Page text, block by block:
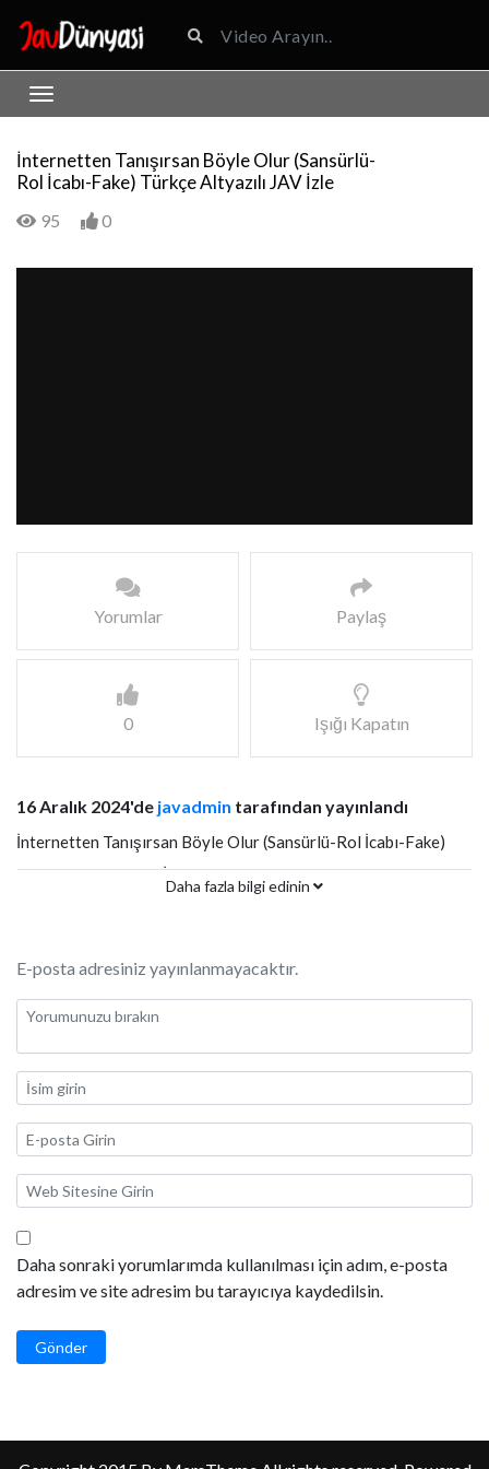
İnternetten Tanışırsan Böyle Olur (Sansürlü-
Rol İcabı-Fake) Türkçe Altyazılı JAV İzle
95 0
Yorumlar Paylaş
0 Işığı Kapatın
16 Aralık 2024'de javadmin tarafından yayınlandı
İnternetten Tanışırsan Böyle Olur (Sansürlü-Rol İcabı-Fake)
Türkçe Altyazılı JAV İzle
Daha fazla bilgi edinin
E-posta adresiniz yayınlanmayacaktır.
Daha sonraki yorumlarımda kullanılması için adım, e-posta
adresim ve site adresim bu tarayıcıya kaydedilsin.
Gönder